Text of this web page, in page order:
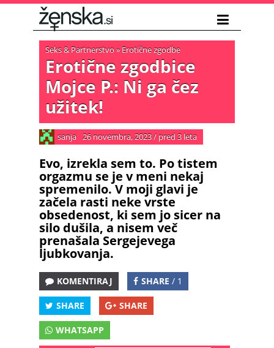
Seks & Partnerstvo» Erotične zgodbe
Erotične zgodbice
Mojce P.: Ni ga čez
užitek!
sanja 26 novembra, 2023/ pred 3 leta
Evo, izrekla sem to. Po tistem
orgazmu se je v meni nekaj
spremenilo. V moji glavi je
začela rasti neke vrste
obsedenost, ki sem jo sicer na
silo dušila, a nisem več
prenašala Sergejevega
ljubkovanja.
KOMENTIRAJ SHARE / 1
SHARE SHARE
WHATSAPP